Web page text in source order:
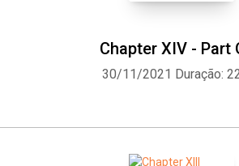
Chapter XIV - Part
30/11/2021 Duração: